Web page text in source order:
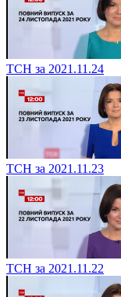
ТСН за 2021.11.24
ТСН за 2021.11.23
ТСН за 2021.11.22